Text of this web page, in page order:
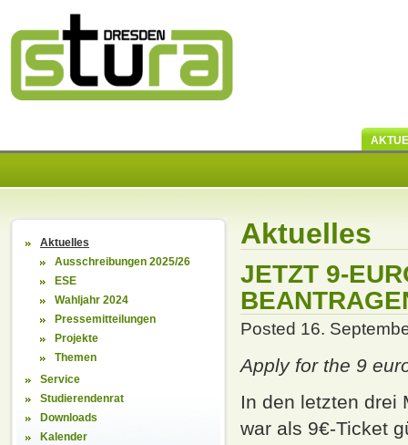
Aktuelles
Ausschreibungen 2025/26
ESE
Wahljahr 2024
Pressemitteilungen
Projekte
Themen
Service
Studierendenrat
Downloads
Kalender
Aktuelles
JETZT 9-
Posted 16.
Apply for the 9
In den letzten drei
war als 9€-Ticket